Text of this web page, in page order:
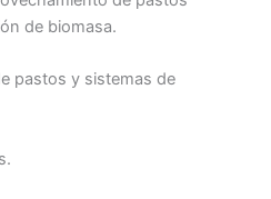
de biomasa.
pastos y sistemas de